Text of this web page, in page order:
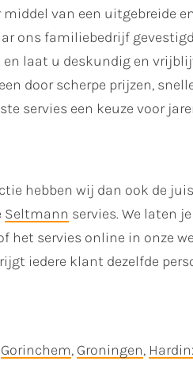
van een uitgebreide
ons familiebedrijf
laat u deskundig en
door scherpe prijzen,
servies een keuze voor
hebben wij dan ook de
Seltmann servies. We laten
het servies online in onze
iedere klant dezelfde
Gorinchem, Groningen,